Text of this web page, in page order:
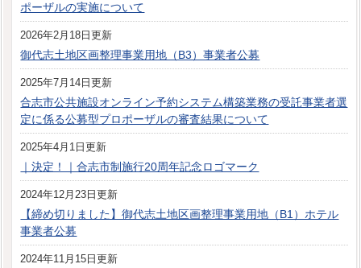
ポーザルの実施について
2026年2月18日更新
御代志土地区画整理事業用地（B3）事業者公募
2025年7月14日更新
合志市公共施設オンライン予約システム構築業務の受託事業者選
定に係る公募型プロポーザルの審査結果について
2025年4月1日更新
｜決定！｜合志市制施行20周年記念ロゴマーク
2024年12月23日更新
【締め切りました】御代志土地区画整理事業用地（B1）ホテル
事業者公募
2024年11月15日更新